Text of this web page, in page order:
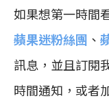
如果想第一時間
蘋果迷粉絲團 、
訊息，並且訂閱
時間通知，或者